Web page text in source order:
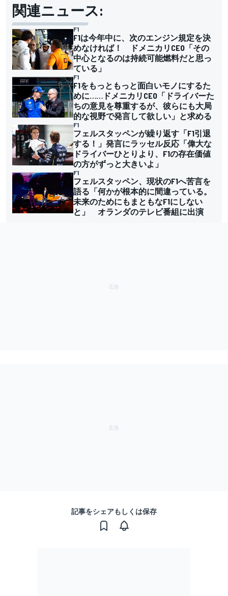
関連ニュース:
F1
F1は今年中に、次のエンジン規定を決
めなければ！ ドメニカリCEO「その
中心となるのは持続可能燃料だと思っ
ている」
F1
F1をもっともっと面白いモノにするた
めに……ドメニカリCEO「ドライバーた
ちの意見を尊重するが、彼らにも大局
的な視野で発言して欲しい」と求める
F1
フェルスタッペンが繰り返す「F1引退
する！」発言にラッセル反応「偉大な
ドライバーひとりより、F1の存在価値
の方がずっと大きいよ」
F1
フェルスタッペン、現状のF1へ苦言を
語る「何かが根本的に間違っている。
未来のためにもまともなF1にしない
と」 オランダのテレビ番組に出演
記事をシェアもしくは保存